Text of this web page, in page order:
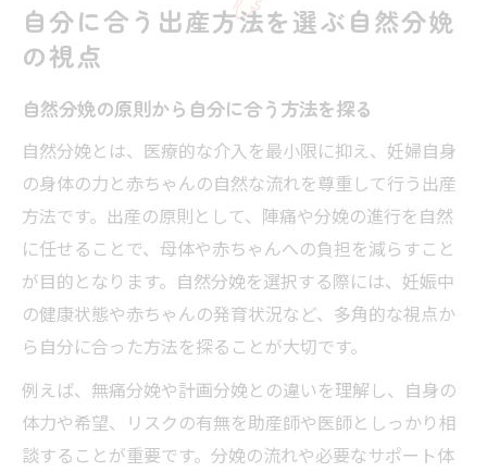
自分に合う出産方法を選ぶ自然分娩
の視点
自然分娩の原則から自分に合う方法を探る
自然分娩とは、医療的な介入を最小限に抑え、妊婦自身
の身体の力と赤ちゃんの自然な流れを尊重して行う出産
方法です。出産の原則として、陣痛や分娩の進行を自然
に任せることで、母体や赤ちゃんへの負担を減らすこと
が目的となります。自然分娩を選択する際には、妊娠中
の健康状態や赤ちゃんの発育状況など、多角的な視点か
ら自分に合った方法を探ることが大切です。
例えば、無痛分娩や計画分娩との違いを理解し、自身の
体力や希望、リスクの有無を助産師や医師としっかり相
談することが重要です。分娩の流れや必要なサポート体